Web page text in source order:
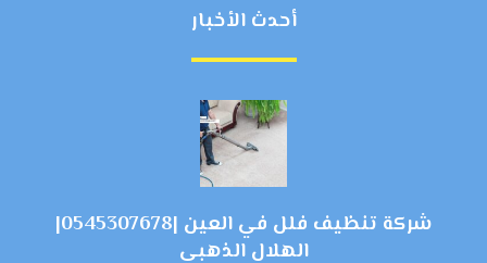
أحدث الأخبار
شركة تنظيف فلل في العين |0545307678|
الهلال الذهبي